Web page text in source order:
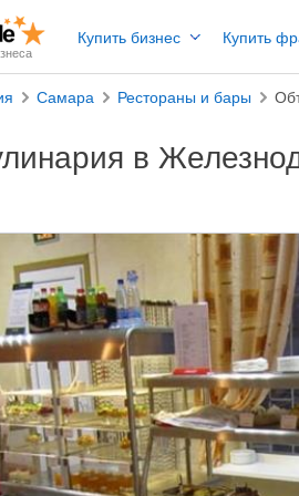
Купить бизнес Купить
Самара Рестораны и бары
в